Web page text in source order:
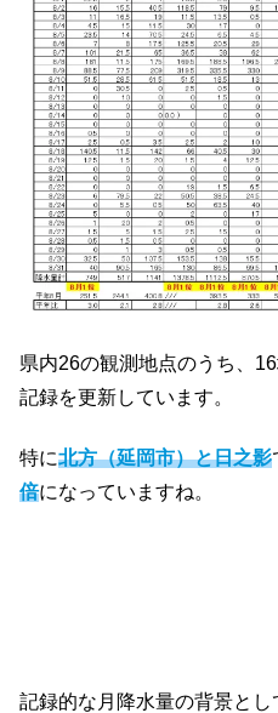
県内26の観測地点のうち、
記録を更新しています。
特に北方（延岡市）と日之影
倍になっていますね。
記録的な月降水量の背景と